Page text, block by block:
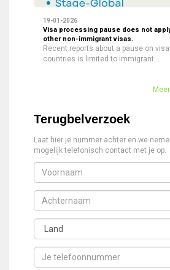
19-01-2026
Visa processing pause does not
other non-immigrant visas.
Recent reports about a pause on
countries is limited to immigrant…
Terugbelverzoek
Laat hier je nummer achter en we
mogelijk telefonisch contact met je op.